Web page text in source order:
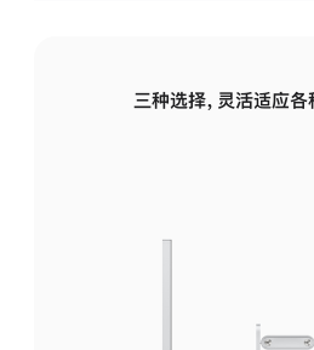
三种选择，灵活适应各